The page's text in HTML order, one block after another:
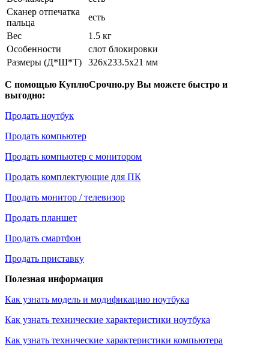
Сканер отпечатка
пальца
есть
Вес
1.5 кг
Особенности
слот блокировки
Размеры (Д*Ш*Т)
326x233.5x21 мм
С помощью КуплюСрочно.ру Вы можете быстро и
выгодно:
Продать ноутбук
Продать компьютер
Продать компьютер с монитором
Продать комплектующие для ПК
Продать монитор / телевизор
Продать планшет
Продать смартфон
Продать приставку
Полезная информация
Как узнать модель и модификацию ноутбука
Как узнать технические характеристики ноутбука
Как узнать технические характеристики компьютера